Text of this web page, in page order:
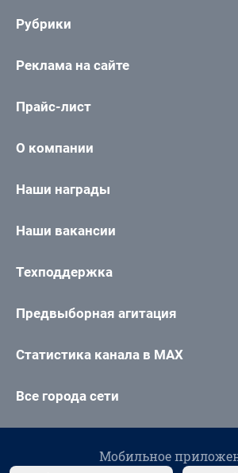
Рубрики
Реклама на сайте
Прайс-лист
О компании
Наши награды
Наши вакансии
Техподдержка
Предвыборная агитация
Статистика канала в MAX
Все города сети
Мобильное